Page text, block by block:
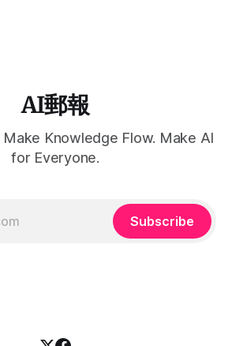
AI郵報
Make Knowledge Flow. Make AI
for Everyone.
Subscribe